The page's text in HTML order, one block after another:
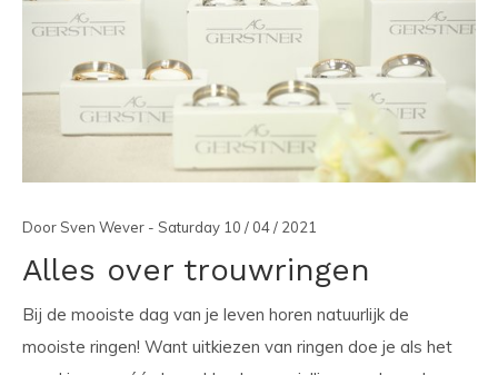
Door Sven Wever - Saturday 10 / 04 / 2021
Alles over trouwringen
Bij de mooiste dag van je leven horen natuurlijk de
mooiste ringen! Want uitkiezen van ringen doe je als het